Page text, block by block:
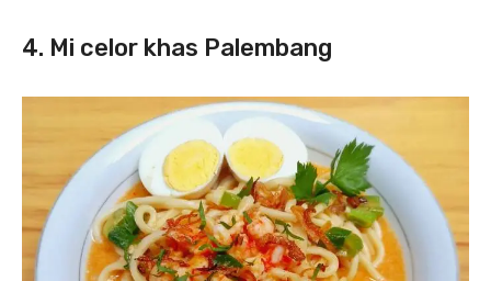
4. Mi celor khas Palembang